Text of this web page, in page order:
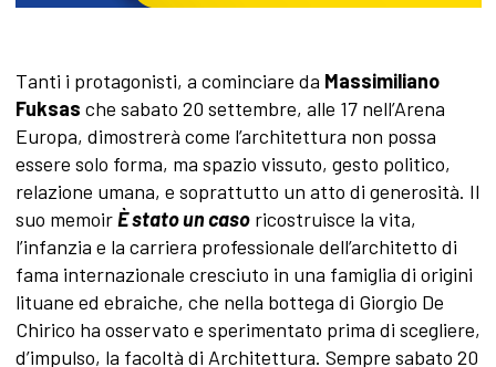
Tanti i protagonisti, a cominciare da Massimiliano
Fuksas che sabato 20 settembre, alle 17 nell’Arena
Europa, dimostrerà come l’architettura non possa
essere solo forma, ma spazio vissuto, gesto politico,
relazione umana, e soprattutto un atto di generosità. Il
suo memoirÈ stato un casoricostruisce la vita,
l’infanzia e la carriera professionale dell’architetto di
fama internazionale cresciuto in una famiglia di origini
lituane ed ebraiche, che nella bottega di Giorgio De
Chirico ha osservato e sperimentato prima di scegliere,
d’impulso, la facoltà di Architettura. Sempre sabato 20